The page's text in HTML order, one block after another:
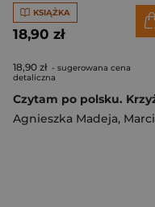
KSIĄŻKA
18,90 zł
18,90 zł - sugerowana cena
detaliczna
Agnieszka Madeja, Marcin Maciołek